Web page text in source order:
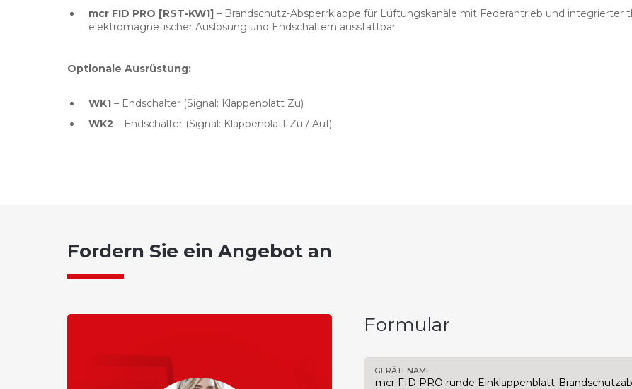
mcr FID PRO [RST-KW1]– Brandschutz-Absperrklappe für Lüftungskanäle mit Federantrieb und integrierter
elektromagnetischer Auslösung und Endschaltern ausstattbar
Optionale Ausrüstung:
WK1– Endschalter (Signal: Klappenblatt Zu)
WK2 – Endschalter (Signal: Klappenblatt Zu / Auf)
Fordern Sie ein Angebot an
Formular
GERÄTENAME